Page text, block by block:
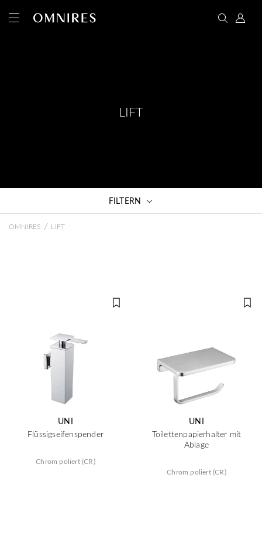
LIFT
FILTERN
OMNIRES / LIFT
UNI
Flüssigseifenspender
Chrom poliert (CR)
UNI
Toilettenpapierhalter mit
Ablage
Chrom poliert (CR)